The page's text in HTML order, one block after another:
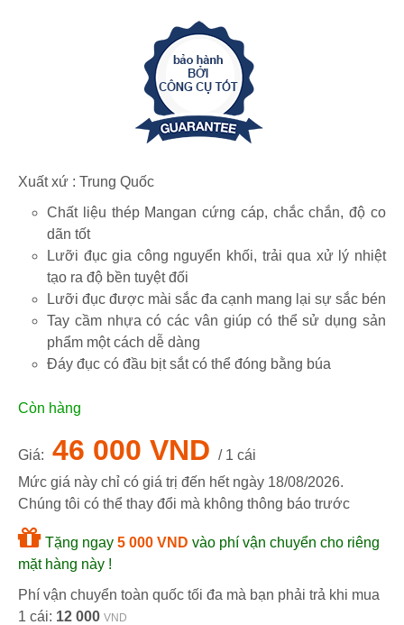
Xuất xứ : Trung Quốc
Chất liệu thép Mangan cứng cáp, chắc chắn, độ co
dãn tốt
Lưỡi đục gia công nguyển khối, trải qua xử lý nhiệt
tạo ra độ bền tuyệt đối
Lưỡi đục được mài sắc đa cạnh mang lại sự sắc bén
Tay cầm nhựa có các vân giúp có thể sử dụng sản
phẩm một cách dễ dàng
Đáy đục có đầu bịt sắt có thể đóng bằng búa
Còn hàng
Giá: 46 000 VND / 1 cái
Mức giá này chỉ có giá trị đến hết ngày 18/08/2026.
Chúng tôi có thể thay đổi mà không thông báo trước
Tặng ngay 5 000 VND vào phí vận chuyển cho riêng
mặt hàng này !
Phí vận chuyển toàn quốc tối đa mà bạn phải trả khi mua
1 cái: 12 000 VND